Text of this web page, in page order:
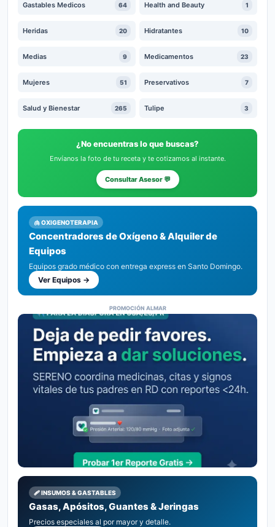
Gastables Medicos 64 Health and Beauty 1
Heridas 20 Hidratantes 10
Medias 9 Medicamentos 23
Mujeres 51 Preservativos 7
Salud y Bienestar 265 Tulipe 3
¿No encuentras lo que buscas?
Envíanos la foto de tu receta y te cotizamos al instante.
Consultar Asesor 💬
🫁 OXIGENOTERAPIA
Concentradores de Oxígeno & Alquiler de
Equipos
Equipos grado médico con entrega express en Santo Domingo.
Ver Equipos →
PROMOCIÓN ALMAR
🩹 INSUMOS & GASTABLES
Gasas, Apósitos, Guantes & Jeringas
Precios especiales al por mayor y detalle.